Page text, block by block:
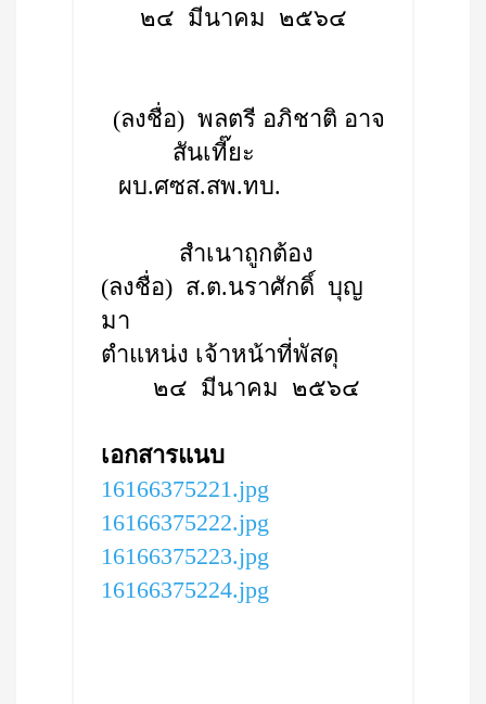
๒๔ มีนาคม ๒๕๖๔
(ลงชื่อ) พลตรี อภิชาติ อาจ
สันเที๊ยะ
ผบ.ศซส.สพ.ทบ.
สำเนาถูกต้อง
(ลงชื่อ) ส.ต.นราศักดิ์ บุญ
มา
ตำแหน่ง เจ้าหน้าที่พัสดุ
๒๔ มีนาคม ๒๕๖๔
เอกสารแนบ
16166375221.jpg
16166375222.jpg
16166375223.jpg
16166375224.jpg